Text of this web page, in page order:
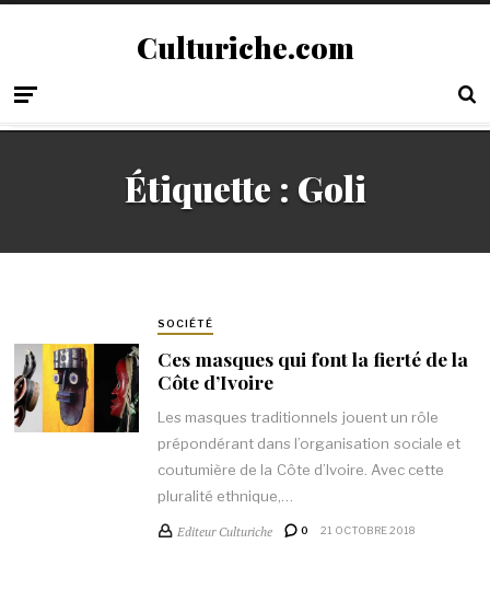
Culturiche.com
Étiquette : Goli
SOCIÉTÉ
Ces masques qui font la fierté de la
Côte d’Ivoire
Les masques traditionnels jouent un rôle
prépondérant dans l’organisation sociale et
coutumière de la Côte d’Ivoire. Avec cette
pluralité ethnique,…
Editeur Culturiche 0 21 OCTOBRE 2018